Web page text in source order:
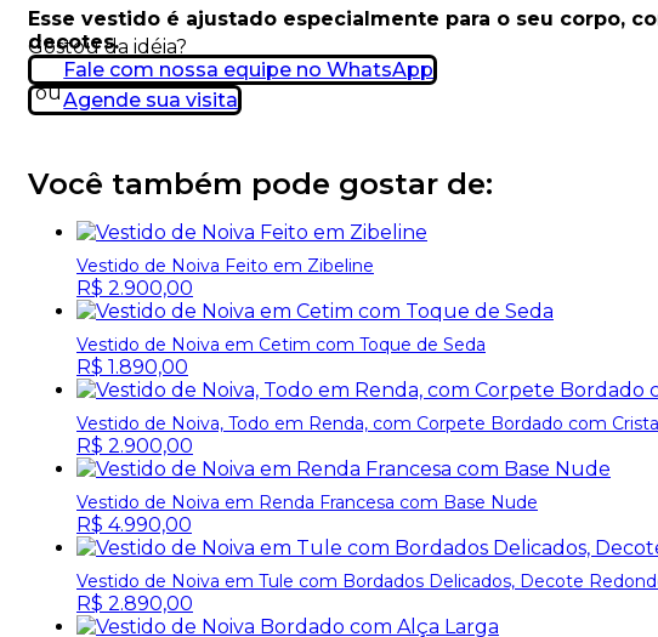
Esse vestido é ajustado especialmente para o seu corpo,
decotes.
Gostou da idéia?
Fale com nossa equipe no WhatsApp
ouAgende sua visita
Você também pode gostar de:
Vestido de Noiva Feito em Zibeline
R$ 2.900,00
Vestido de Noiva em Cetim com Toque de Seda
R$ 1.890,00
Vestido de Noiva, Todo em Renda, com Corpete Bordado com
R$ 2.900,00
Vestido de Noiva em Renda Francesa com Base Nude
R$ 4.990,00
Vestido de Noiva em Tule com Bordados Delicados, Decote
R$ 2.890,00